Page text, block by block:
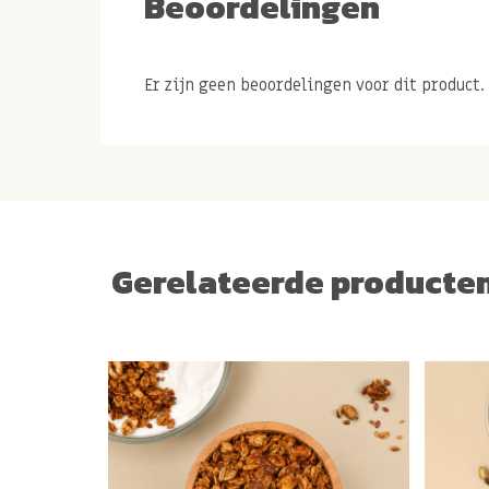
Er zijn geen beoordelingen voor dit product.
Gerelateerde